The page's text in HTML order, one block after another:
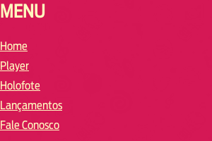
MENU
Home
Player
Holofote
Lançamentos
Fale Conosco